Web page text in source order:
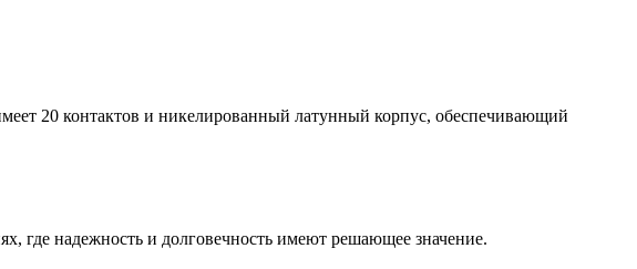
20 контактов и никелированный латунный корпус, обеспечивающий
где надежность и долговечность имеют решающее значение.